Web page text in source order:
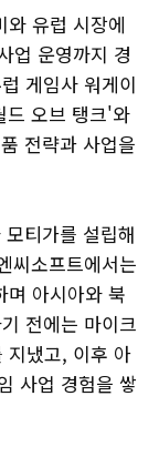
와 유럽 시장에
업 운영까지 경
게임사 워게이
드 오브 탱크'와
전략과 사업을
티가를 설립해
씨소프트에서는
며 아시아와 북
전에는 마이크
지냈고, 이후 아
사업 경험을 쌓